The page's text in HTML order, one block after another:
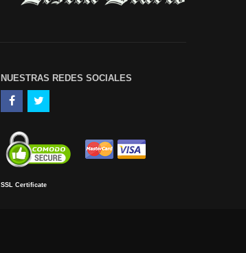
NUESTRAS REDES SOCIALES
SSL Certificate